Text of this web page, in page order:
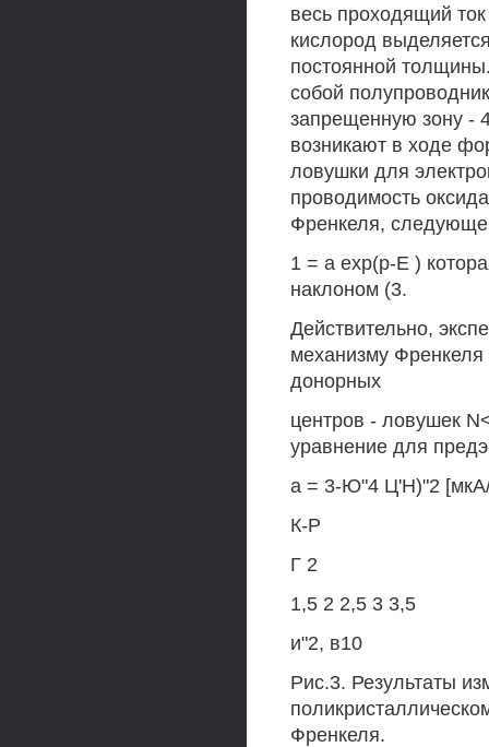
весь проходящий
кислород
постоянной
собой
запрещенную зону -
возникают в ходе
ловушки для
проводимость
Френкеля,
1 = а ехр(р-Е )
наклоном (3.
Действительно,
механизму
донорных
центров - ловушек
уравнение для
а = 3-Ю"4 Ц'Н)"2
К-Р
Г 2
1,5 2 2,5 3 3,5
и"2, в10
Рис.3. Результаты
Френкеля.